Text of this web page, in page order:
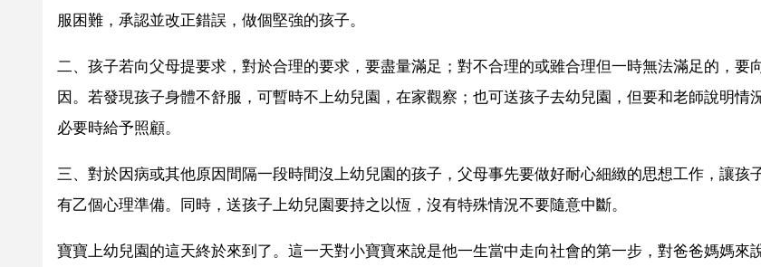
服困難，承認並改正錯誤，做個堅強的孩子。
二、孩子若向父母提要求，對於合理的要求，要盡量滿足；對不合理的或雖合理但一時無法滿足的，要
因。若發現孩子身體不舒服，可暫時不上幼兒園，在家觀察；也可送孩子去幼兒園，但要和老師說明情
必要時給予照顧。
三、對於因病或其他原因間隔一段時間沒上幼兒園的孩子，父母事先要做好耐心細緻的思想工作，讓孩
有乙個心理準備。同時，送孩子上幼兒園要持之以恆，沒有特殊情況不要隨意中斷。
寶寶上幼兒園的這天終於來到了。這一天對小寶寶來說是他一生當中走向社會的第一步，對爸爸媽媽來